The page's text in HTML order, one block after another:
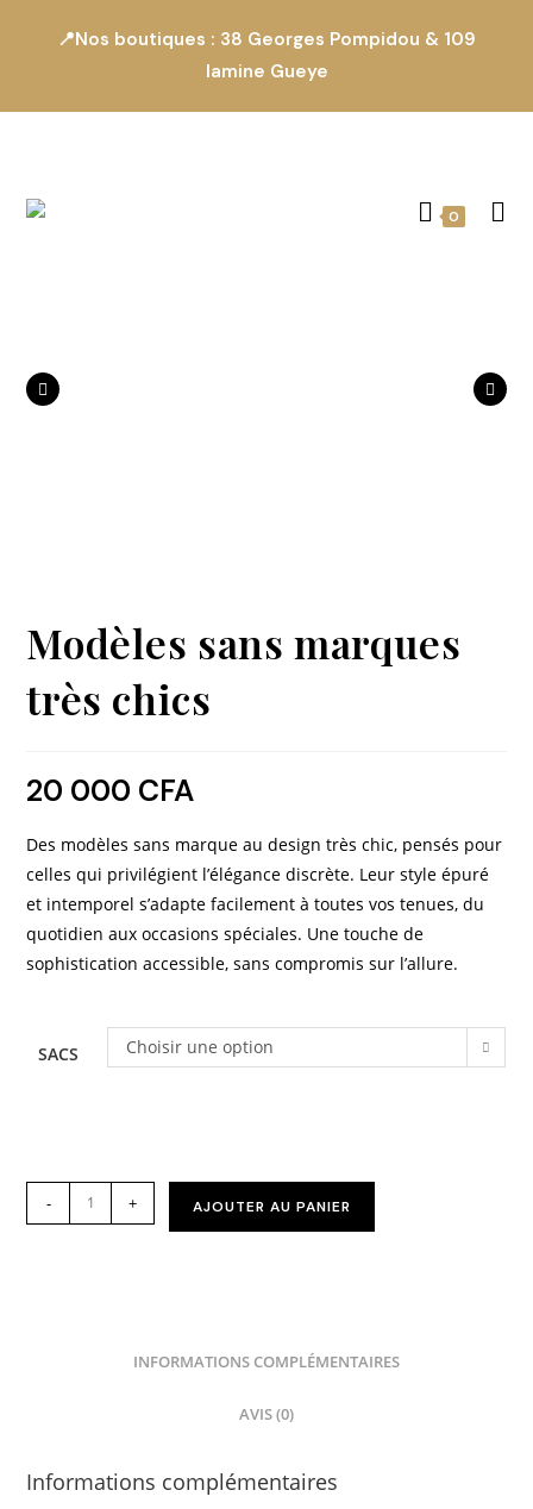
📍Nos boutiques : 38 Georges Pompidou & 109
lamine Gueye
0
Modèles sans marques
très chics
20 000 CFA
Des modèles sans marque au design très chic, pensés pour
celles qui privilégient l’élégance discrète. Leur style épuré
et intemporel s’adapte facilement à toutes vos tenues, du
quotidien aux occasions spéciales. Une touche de
sophistication accessible, sans compromis sur l’allure.
SACS Choisir une option
- + AJOUTER AU PANIER
INFORMATIONS COMPLÉMENTAIRES
AVIS (0)
Informations complémentaires